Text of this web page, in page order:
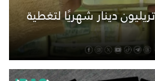
تحتاج 7.8 تريليون دينار شهريًا لتغطية